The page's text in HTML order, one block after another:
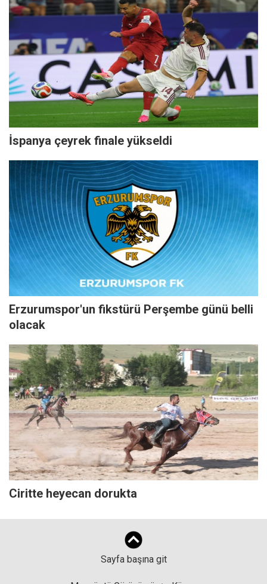
İspanya çeyrek finale yükseldi
Erzurumspor'un fikstürü Perşembe günü belli
olacak
Ciritte heyecan dorukta
Sayfa başına git